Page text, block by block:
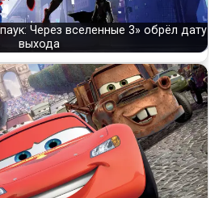
Через вселенные 3» обрёл дату
выхода